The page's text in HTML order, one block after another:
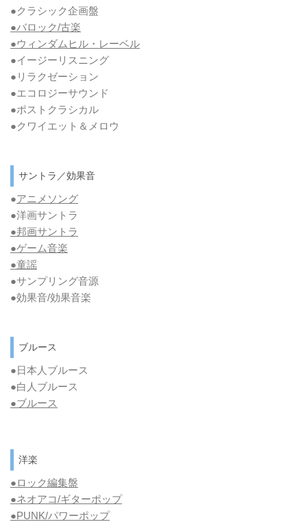
●クラシック企画盤
●バロック/古楽
●ウィンダムヒル・レーベル
●イージーリスニング
●リラクゼーション
●エコロジーサウンド
●ポストクラシカル
●クワイエット＆メロウ
サントラ／効果音
●アニメソング
●洋画サントラ
●邦画サントラ
●ゲーム音楽
●童謡
●サンプリング音源
●効果音/効果音楽
ブルース
●日本人ブルース
●白人ブルース
●ブルース
洋楽
●ロック編集盤
●ネオアコ/ギターポップ
●PUNK/パワーポップ